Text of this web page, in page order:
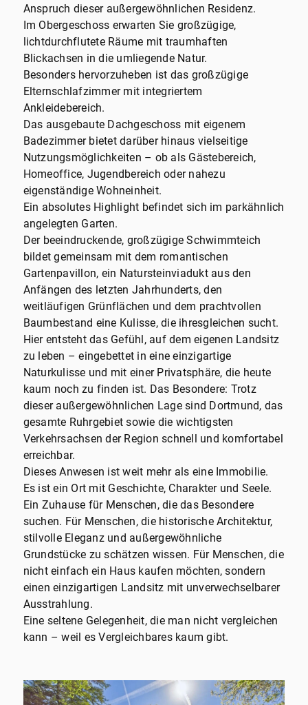
Anspruch dieser außergewöhnlichen Residenz.
Im Obergeschoss erwarten Sie großzügige,
lichtdurchflutete Räume mit traumhaften
Blickachsen in die umliegende Natur.
Besonders hervorzuheben ist das großzügige
Elternschlafzimmer mit integriertem
Ankleidebereich.
Das ausgebaute Dachgeschoss mit eigenem
Badezimmer bietet darüber hinaus vielseitige
Nutzungsmöglichkeiten – ob als Gästebereich,
Homeoffice, Jugendbereich oder nahezu
eigenständige Wohneinheit.
Ein absolutes Highlight befindet sich im parkähnlich
angelegten Garten.
Der beeindruckende, großzügige Schwimmteich
bildet gemeinsam mit dem romantischen
Gartenpavillon, ein Natursteinviadukt aus den
Anfängen des letzten Jahrhunderts, den
weitläufigen Grünflächen und dem prachtvollen
Baumbestand eine Kulisse, die ihresgleichen sucht.
Hier entsteht das Gefühl, auf dem eigenen Landsitz
zu leben – eingebettet in eine einzigartige
Naturkulisse und mit einer Privatsphäre, die heute
kaum noch zu finden ist. Das Besondere: Trotz
dieser außergewöhnlichen Lage sind Dortmund, das
gesamte Ruhrgebiet sowie die wichtigsten
Verkehrsachsen der Region schnell und komfortabel
erreichbar.
Dieses Anwesen ist weit mehr als eine Immobilie.
Es ist ein Ort mit Geschichte, Charakter und Seele.
Ein Zuhause für Menschen, die das Besondere
suchen. Für Menschen, die historische Architektur,
stilvolle Eleganz und außergewöhnliche
Grundstücke zu schätzen wissen. Für Menschen, die
nicht einfach ein Haus kaufen möchten, sondern
einen einzigartigen Landsitz mit unverwechselbarer
Ausstrahlung.
Eine seltene Gelegenheit, die man nicht vergleichen
kann – weil es Vergleichbares kaum gibt.